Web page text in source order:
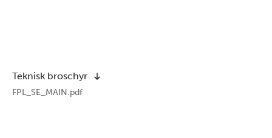
Teknisk broschyr
FPL_SE_MAIN.pdf